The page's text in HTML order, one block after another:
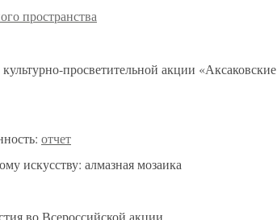
пространства
просветительной акции
отчет
искусству: алмазная мозаика
во Всероссийской акции